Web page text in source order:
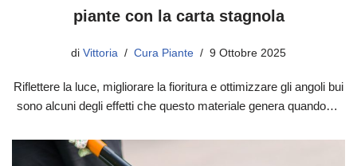
piante con la carta stagnola
di Vittoria Cura Piante 9 Ottobre 2025
Riflettere la luce, migliorare la fioritura e ottimizzare gli angoli bui
sono alcuni degli effetti che questo materiale genera quando…